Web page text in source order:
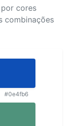
cores
combinações
#0e4fb6